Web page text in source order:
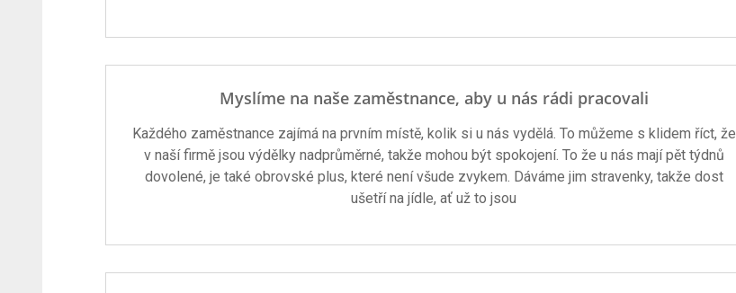
Myslíme na naše zaměstnance, aby u nás rádi pracovali
Každého zaměstnance zajímá na prvním místě, kolik si u nás vydělá. To můžeme s klidem říct, že
v naší firmě jsou výdělky nadprůměrné, takže mohou být spokojení. To že u nás mají pět týdnů
dovolené, je také obrovské plus, které není všude zvykem. Dáváme jim stravenky, takže dost
ušetří na jídle, ať už to jsou